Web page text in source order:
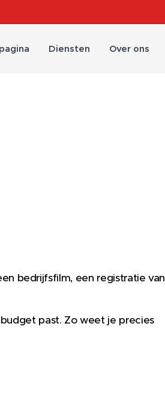
Diensten Over ons
bedrijfsfilm, een registratie van
past. Zo weet je precies